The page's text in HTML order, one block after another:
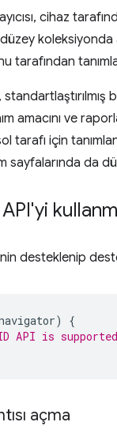
cihaz
koleksiyonda
tarafından
amacını ve
tarafı için
sayfalarında da
desteklenip
)
{
API is
açma